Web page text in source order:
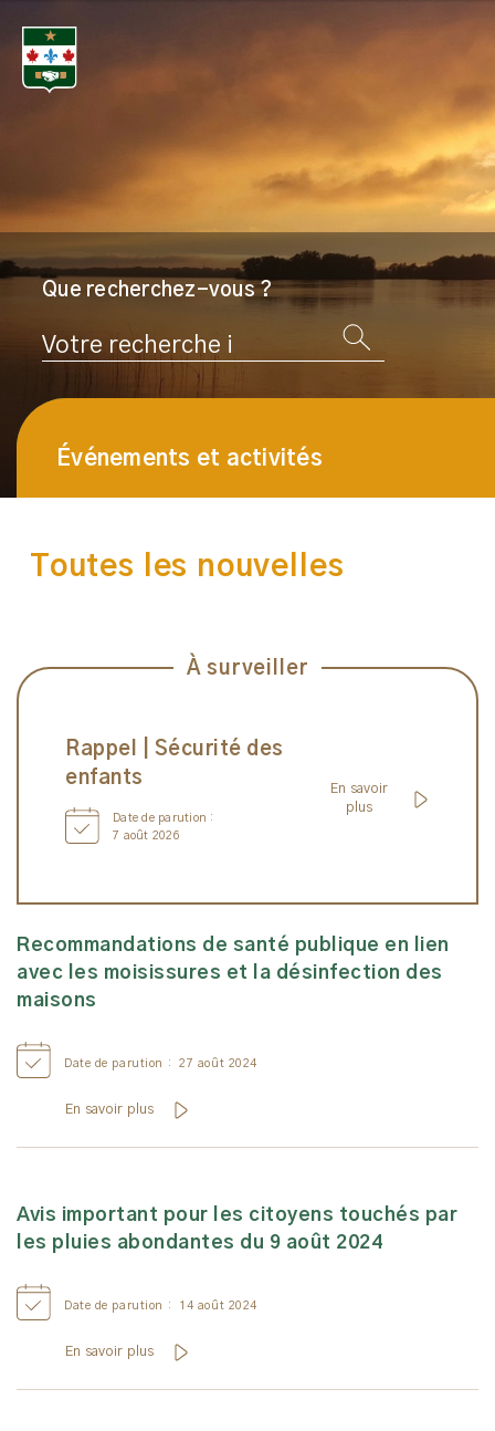
Toutes les nouvelles
Que recherchez-vous ?
Rechercher
Événements et activités
À surveiller
Rappel | Sécurité des
enfants
Date de parution :
7 août 2026
En savoir
plus
All News
Recommandations de santé publique en lien
avec les moisissures et la désinfection des
maisons
Date de parution :27 août 2024
En savoir plus
Avis important pour les citoyens touchés par
les pluies abondantes du 9 août 2024
Date de parution : 14 août 2024
En savoir plus